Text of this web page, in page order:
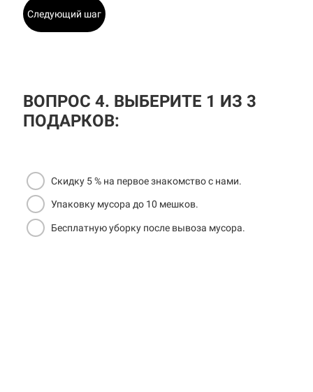
Следующий шаг
ВОПРОС 4. ВЫБЕРИТЕ 1 ИЗ 3
ПОДАРКОВ:
Скидку 5 % на первое знакомство с нами.
Упаковку мусора до 10 мешков.
Бесплатную уборку после вывоза мусора.